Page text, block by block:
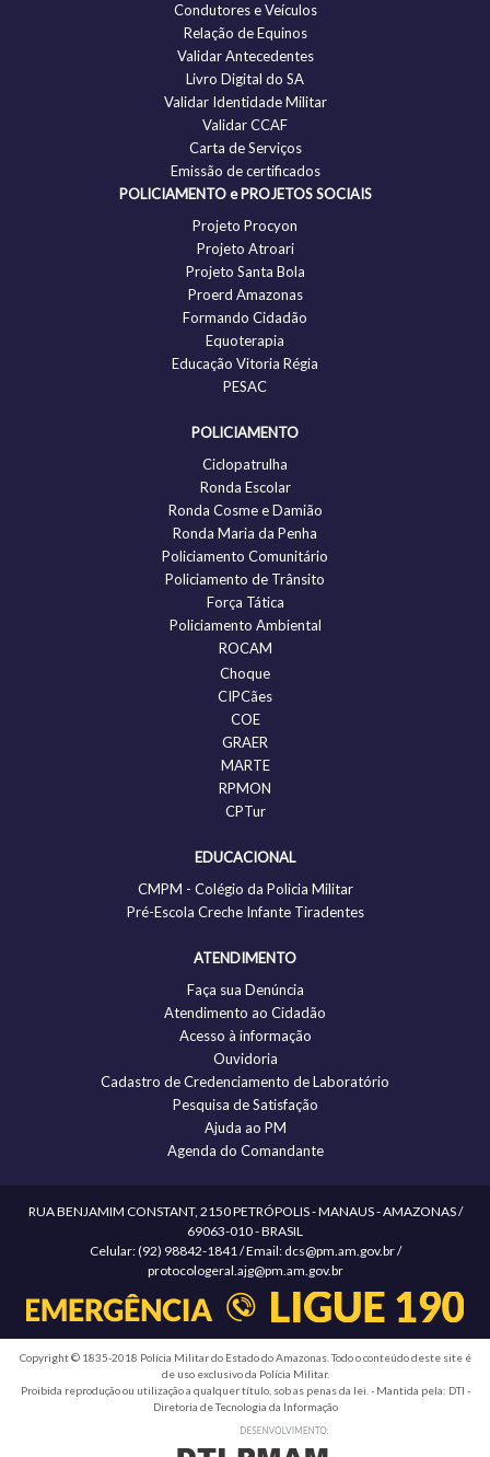
Condutores e Veículos
Relação de Equinos
Validar Antecedentes
Livro Digital do SA
Validar Identidade Militar
Validar CCAF
Carta de Serviços
Emissão de certificados
POLICIAMENTO e PROJETOS SOCIAIS
Projeto Procyon
Projeto Atroari
Projeto Santa Bola
Proerd Amazonas
Formando Cidadão
Equoterapia
Educação Vitoria Régia
PESAC
POLICIAMENTO
Ciclopatrulha
Ronda Escolar
Ronda Cosme e Damião
Ronda Maria da Penha
Policiamento Comunitário
Policiamento de Trânsito
Força Tática
Policiamento Ambiental
ROCAM
Choque
CIPCães
COE
GRAER
MARTE
RPMON
CPTur
EDUCACIONAL
CMPM - Colégio da Policia Militar
Pré-Escola Creche Infante Tiradentes
ATENDIMENTO
Faça sua Denúncia
Atendimento ao Cidadão
Acesso à informação
Ouvidoria
Cadastro de Credenciamento de Laboratório
Pesquisa de Satisfação
Ajuda ao PM
Agenda do Comandante
RUA BENJAMIM CONSTANT, 2150 PETRÓPOLIS - MANAUS - AMAZONAS /
69063-010 - BRASIL
Celular: (92) 98842-1841 / Email: dcs@pm.am.gov.br /
protocologeral.ajg@pm.am.gov.br
Copyright © 1835-2018 Polícia Militar do Estado do Amazonas. Todo o conteúdo deste site é
de uso exclusivo da Polícia Militar.
Proibida reprodução ou utilização a qualquer título, sob as penas da lei. - Mantida pela: DTI -
Diretoria de Tecnologia da Informação